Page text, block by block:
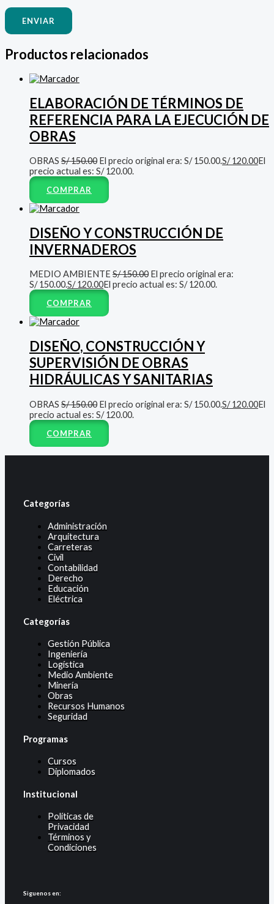
Productos relacionados
ELABORACIÓN DE TÉRMINOS DE
REFERENCIA PARA LA EJECUCIÓN DE
OBRAS
OBRAS S/150.00 El precio original era: S/ 150.00.S/120.00El
precio actual es: S/ 120.00.
COMPRAR
DISEÑO Y CONSTRUCCIÓN DE
INVERNADEROS
MEDIO AMBIENTE S/150.00 El precio original era:
S/ 150.00.S/120.00El precio actual es: S/ 120.00.
COMPRAR
DISEÑO, CONSTRUCCIÓN Y
SUPERVISIÓN DE OBRAS
HIDRÁULICAS Y SANITARIAS
OBRAS S/150.00 El precio original era: S/ 150.00.S/120.00El
precio actual es: S/ 120.00.
COMPRAR
Categorías
Administración
Arquitectura
Carreteras
Civil
Contabilidad
Derecho
Educación
Eléctrica
Categorías
Gestión Pública
Ingeniería
Logística
Medio Ambiente
Minería
Obras
Recursos Humanos
Seguridad
Programas
Cursos
Diplomados
Institucional
Políticas de
Privacidad
Términos y
Condiciones
Siguenos en: